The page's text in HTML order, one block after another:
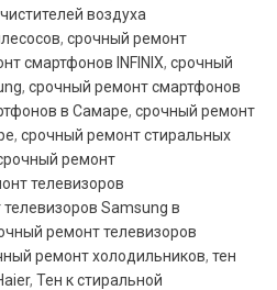
воздуха
,срочный ремонт
смартфонов INFINIX,срочный
,срочный ремонт смартфонов
в Самаре,срочный ремонт
,срочный ремонт стиральных
ремонт
телевизоров
Samsung в
ремонт телевизоров
ремонт холодильников,тен
,Тен к стиральной